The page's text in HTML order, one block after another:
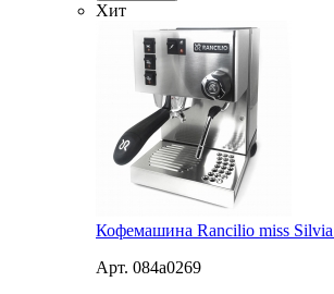
Хит
Кофемашина Rancilio miss
Арт. 084a0269